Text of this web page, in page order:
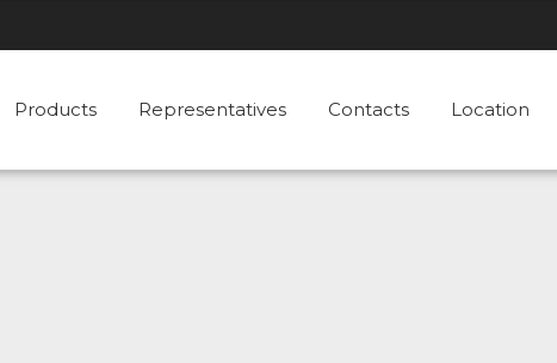
Products Representatives Contacts Location